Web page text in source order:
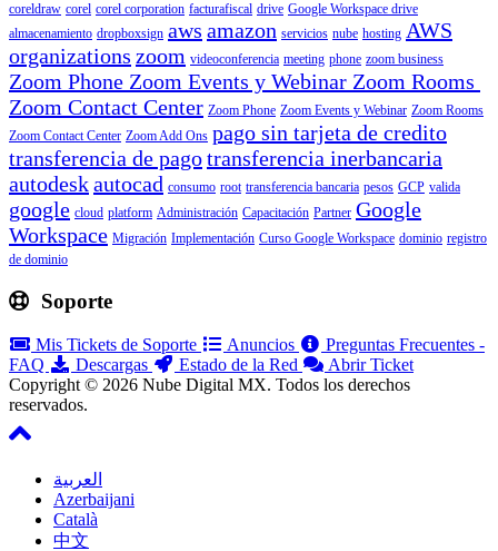
coreldraw corel corel corporation facturafiscal drive Google Workspace drive
almacenamiento dropboxsign aws amazon servicios nube hosting AWS
organizations zoom videoconferencia meeting phone zoom business
Zoom Phone Zoom Events y Webinar Zoom Rooms
Zoom Contact Center Zoom Phone Zoom Events y Webinar Zoom Rooms
Zoom Contact Center Zoom Add Ons pago sin tarjeta de credito
transferencia de pagotransferencia inerbancaria
autodeskautocad consumo root transferencia bancaria pesos GCP valida
google cloud platform Administración Capacitación Partner Google
Workspace Migración Implementación Curso Google Workspace dominio registro
de dominio
Soporte
Mis Tickets de Soporte Anuncios
Preguntas Frecuentes -
FAQ
Descargas Estado de la Red
Abrir Ticket
Copyright © 2026 Nube Digital MX. Todos los derechos
reservados.
العربية
Azerbaijani
Català
中文